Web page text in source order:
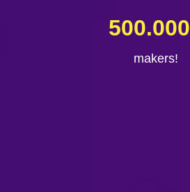
makers!
500.000